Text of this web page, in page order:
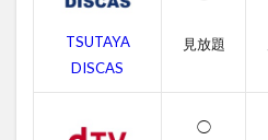
吹き
動画
TSUTAYA
DISCAS
見放題
◯